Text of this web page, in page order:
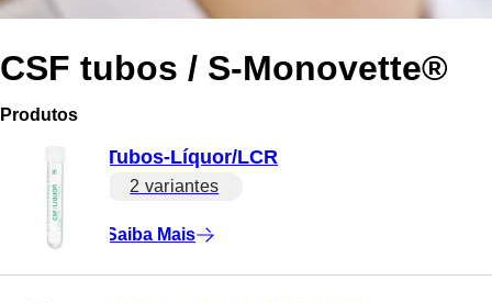
CSF tubos / S-Monovette®
Produtos
Tubos-Líquor/LCR
2 variantes
Saiba Mais